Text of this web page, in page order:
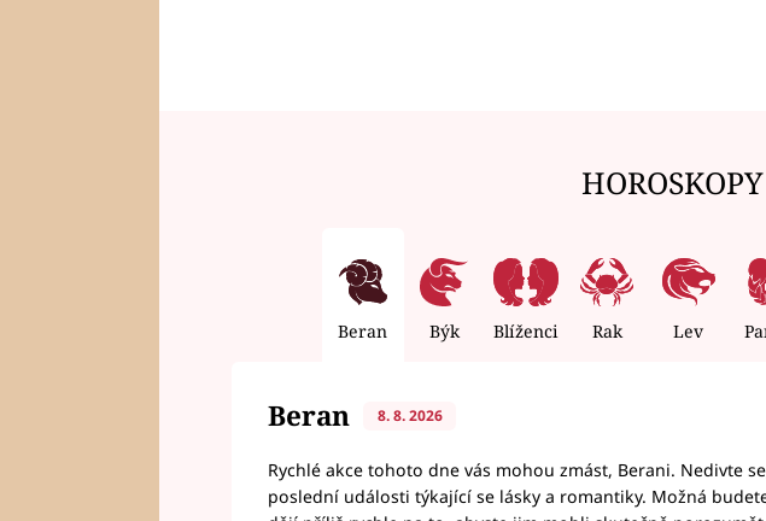
Beran Býk Blíženci Rak Lev
Beran 8. 8. 2026
Rychlé akce tohoto dne vás mohou zmást, Berani. Nedivte
poslední události týkající se lásky a romantiky. Možná